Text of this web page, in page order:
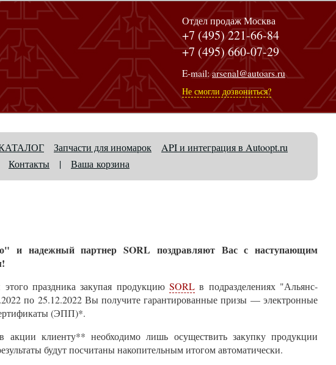
Отдел продаж Москва
+7 (495) 221-66-84
+7 (495) 660-07-29
E-mail:arsenal@autoars.ru
Не смогли дозвониться?
Запчасти для иномарок
API и интеграция в Autoopt.ru
Контакты | Ваша корзина
и надежный партнер SORL поздравляют Вас с наступающим
праздника закупая продукцию SORL в подразделениях "Альянс-
по 25.12.2022 Вы получите гарантированные призы — электронные
(ЭПП)*.
акции клиенту** необходимо лишь осуществить закупку продукции
будут посчитаны накопительным итогом автоматически.